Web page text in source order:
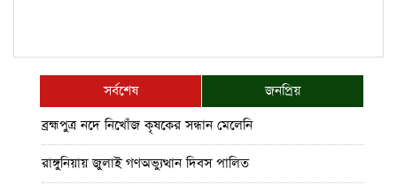
সর্বশেষ
জনপ্রিয়
ব্রহ্মপুত্র নদে নিখোঁজ কৃষকের সন্ধান মেলেনি
রাঙ্গুনিয়ায় জুলাই গণঅভ্যুত্থান দিবস পালিত